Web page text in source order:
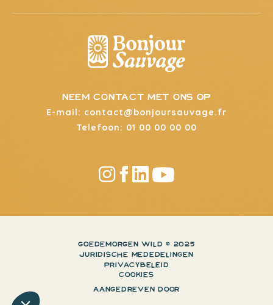
neem contact met ons op
E-mail: contact@bonjoursauvage.fr
Telefoon: 01 00 00 00 00
GOEDEMORGEN WILD © 2025
JURIDISCHE MEDEDELINGEN
PRIVACYBELEID
COOKIES
AANGEDREVEN DOOR